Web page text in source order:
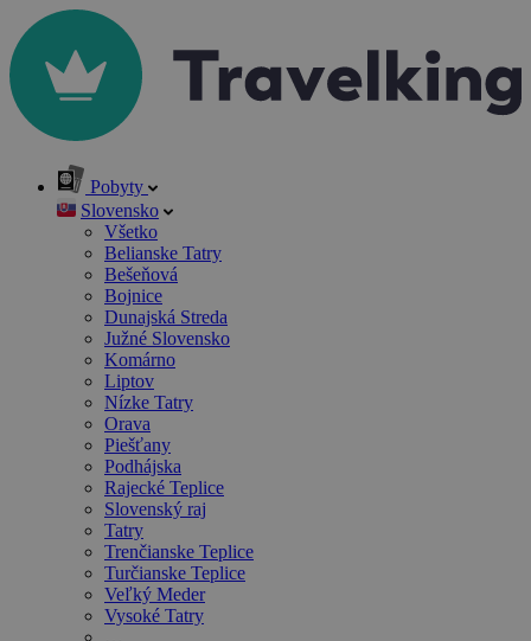
Pobyty
Slovensko
Všetko
Belianske Tatry
Bešeňová
Bojnice
Dunajská Streda
Južné Slovensko
Komárno
Liptov
Nízke Tatry
Orava
Piešťany
Podhájska
Rajecké Teplice
Slovenský raj
Tatry
Trenčianske Teplice
Turčianske Teplice
Veľký Meder
Vysoké Tatry